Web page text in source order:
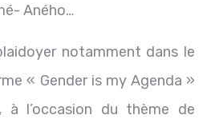
Aného…
notamment dans le
« Gender is my Agenda »
à l’occasion du thème de